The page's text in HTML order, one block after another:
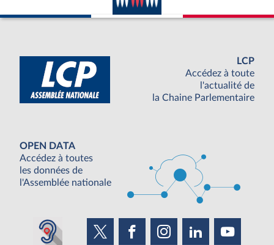
LCP
Accédez à toute
l'actualité de
la Chaine Parlementaire
OPEN DATA
Accédez à toutes
les données de
l'Assemblée nationale